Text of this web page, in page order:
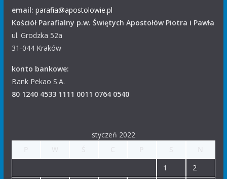
email: parafia@apostolowie.pl
Kościół Parafialny p.w. Świętych Apostołów Piotra i Pawła
ul. Grodzka 52a
31-044 Kraków
konto bankowe:
Bank Pekao S.A.
80 1240 4533 1111 0011 0764 0540
styczeń 2022
1
2